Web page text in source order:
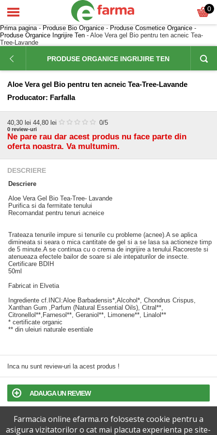
0
Prima pagina- Produse Bio Organice - Produse Cosmetice Organice -
Produse Organice Ingrijire Ten - Aloe Vera gel Bio pentru ten acneic Tea-
Tree-Lavande
PRODUSE ORGANICE INGRIJIRE TEN
Aloe Vera gel Bio pentru ten acneic Tea-Tree-Lavande
Producator: Farfalla
40,30 lei 44,80 lei 0/5
0 review-uri
Ne pare rau dar acest produs nu face parte din
oferta noastra. Va multumim.
DESCRIERE
Descriere
Aloe Vera Gel Bio Tea-Tree- Lavande
Purifica si da fermitate tenului
Recomandat pentru tenuri acneice
Trateaza tenurile impure si tenurile cu probleme (acnee).A se aplica
dimineata si seara o mica cantitate de gel si a se lasa sa actioneze timp
de 5 minute.A se continua cu o crema de ingrijire a tenului.Racoreste si
atenueaza efectele bailor de soare si ale intepaturilor de insecte.
Certificare BDIH
50ml
Fabricat in Elvetia
Ingrediente cf.INCI:Aloe Barbadensis*,Alcohol*, Chondrus Crispus,
Xanthan Gum ,Parfum (Natural Essential Oils), Citral**,
Citronellol**,Farnesol**, Geraniol**, Limonene**, Linalol**
* certificate organic
** din uleiuri naturale esentiale
Inca nu sunt review-uri la acest produs !
ADAUGA UN REVIEW
TERMENI SI CONDITII
Farmacia online efarma.ro foloseste cookie pentru a
asigura vizitatorilor o cat mai placuta experienta pe site-